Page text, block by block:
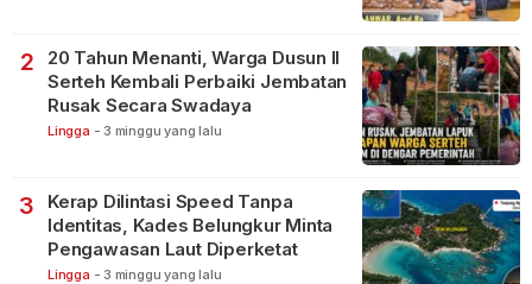
2
20 Tahun Menanti, Warga Dusun II
Serteh Kembali Perbaiki Jembatan
Rusak Secara Swadaya
Lingga - 3 minggu yang lalu
3
Kerap Dilintasi Speed Tanpa
Identitas, Kades Belungkur Minta
Pengawasan Laut Diperketat
Lingga - 3 minggu yang lalu